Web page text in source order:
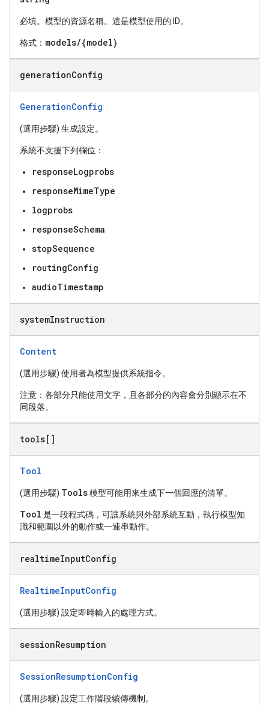
必填。模型的資源名稱。這是模型使用的 ID。
格式： models/{model}
generationConfig
GenerationConfig
(選用步驟) 生成設定。
系統不支援下列欄位：
responseLogprobs
responseMimeType
logprobs
responseSchema
stopSequence
routingConfig
audioTimestamp
systemInstruction
Content
(選用步驟) 使用者為模型提供系統指令。
注意：各部分只能使用文字，且各部分的內容會分別顯示在不
同段落。
tools[]
Tool
(選用步驟) Tools模型可能用來生成下一個回應的清單。
Tool 是一段程式碼，可讓系統與外部系統互動，執行模型知
識和範圍以外的動作或一連串動作。
realtimeInputConfig
RealtimeInputConfig
(選用步驟) 設定即時輸入的處理方式。
sessionResumption
SessionResumptionConfig
(選用步驟) 設定工作階段續傳機制。